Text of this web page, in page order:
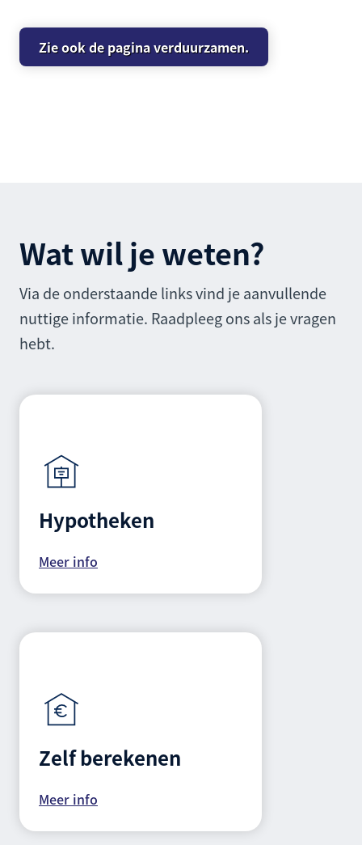
Zie ook de pagina verduurzamen.
Wat wil je weten?
Via de onderstaande links vind je aanvullende
nuttige informatie. Raadpleeg ons als je vragen
hebt.
Hypotheken
Meer info
Zelf berekenen
Meer info